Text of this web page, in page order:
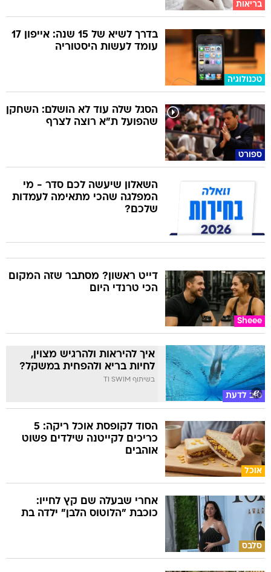
בריאות
טכנולוגיה
בדרך לשיא של 15 שנה: אייפון 17
עומד לעשות היסטוריה
ספורט
הסגל שלה עוד לא הושלם: השחקן
שהפועל ת"א רוצה לצרף
השאלון שיעשה לכם סדר - מי
המפלגה שהכי מתאימה לעמדות
שלכם?
Sheee
דייט ראשון? מסתבר שזה המקום
הכי טרנדי היום
טוב לדעת
איך להיראות ולהרגיש מצוין,
לחיות בריא ולהפחית במשקל?
בשיתוף TI SWIM
אוכל
הסוד לקופסת אוכל ריקה: 5
כריכים לקייטנה שילדים פשוט
אוהבים
סלבס
אחרי שבעלה שם קץ לחייו:
כוכבת "הלוטוס הלבן" ילדה בת